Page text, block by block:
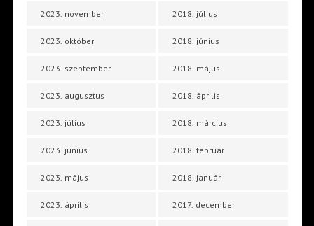
2023. november
2023. október
2023. szeptember
2023. augusztus
2023. július
2023. június
2023. május
2023. április
2018. július
2018. június
2018. május
2018. április
2018. március
2018. február
2018. január
2017. december